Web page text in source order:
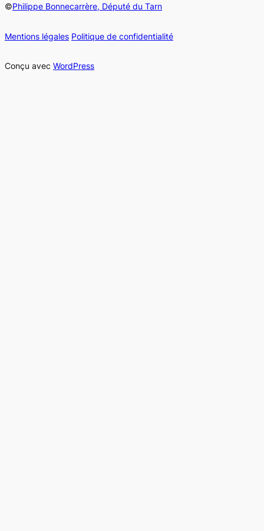
©Philippe Bonnecarrère, Député du Tarn
Mentions légales Politique de confidentialité
Conçu avec WordPress